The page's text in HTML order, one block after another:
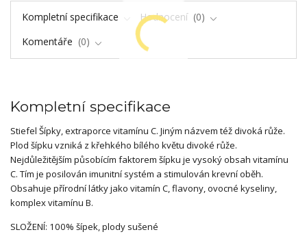
Kompletní specifikace Hodnocení
0
Komentáře
0
Kompletní specifikace
Stiefel Šípky, extraporce vitamínu C. Jiným názvem též divoká růže.
Plod šípku vzniká z křehkého bílého květu divoké růže.
Nejdůležitějším působícím faktorem šípku je vysoký obsah vitamínu
C. Tím je posilován imunitní systém a stimulován krevní oběh.
Obsahuje přírodní látky jako vitamín C, flavony, ovocné kyseliny,
komplex vitamínu B.
SLOŽENÍ: 100% šípek, plody sušené